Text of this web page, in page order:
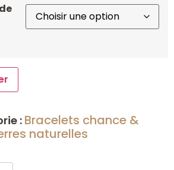
: Bracelets chance &
naturelles